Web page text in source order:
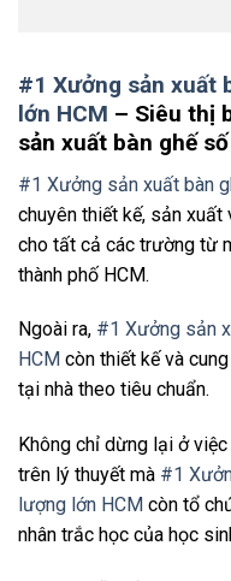
#1 Xưởng sản xuất
lớn HCM – Siêu thị
sản xuất bàn ghế
#1 Xưởng sản xuất bàn
chuyên thiết kế, sản xuất
cho tất cả các trường từ
thành phố HCM.
Ngoài ra, #1 Xưởng sản
HCM còn thiết kế và
tại nhà theo tiêu chuẩn.
Không chỉ dừng lại ở
trên lý thuyết mà #1
lượng lớn HCM còn tổ
nhân trắc học của học